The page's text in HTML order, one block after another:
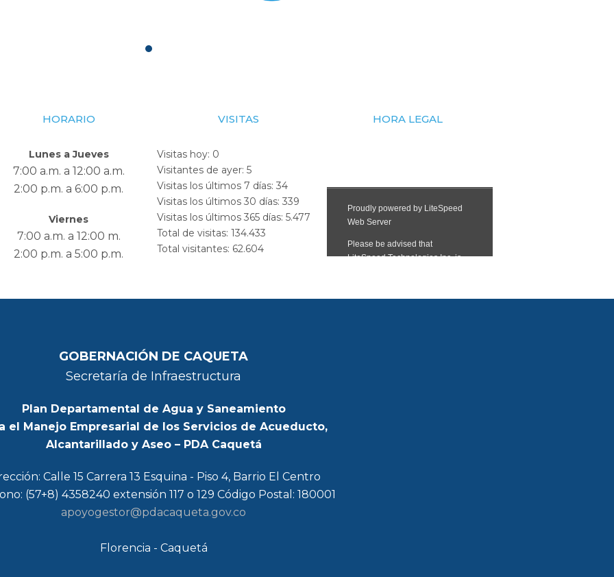
HORARIO
Lunes a Jueves
7:00 a.m. a 12:00 a.m.
2:00 p.m. a 6:00 p.m.
Viernes
7:00 a.m. a 12:00 m.
2:00 p.m. a 5:00 p.m.
VISITAS
Visitas hoy: 0
Visitantes de ayer: 5
Visitas los últimos 7 días: 34
Visitas los últimos 30 días: 339
Visitas los últimos 365 días: 5.477
Total de visitas: 134.433
Total visitantes: 62.604
HORA LEGAL
GOBERNACIÓN DE CAQUETA
Secretaría de Infraestructura
Plan Departamental de Agua y Saneamiento
el Manejo Empresarial de los Servicios de Acueducto,
Alcantarillado y Aseo – PDA Caquetá
Calle 15 Carrera 13 Esquina - Piso 4, Barrio El Centro
(57+8) 4358240 extensión 117 o 129 Código Postal: 180001
apoyogestor@pdacaqueta.gov.co
Florencia - Caquetá